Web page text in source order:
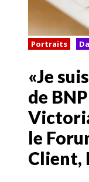
Portraits
«Je
de
le
Client,